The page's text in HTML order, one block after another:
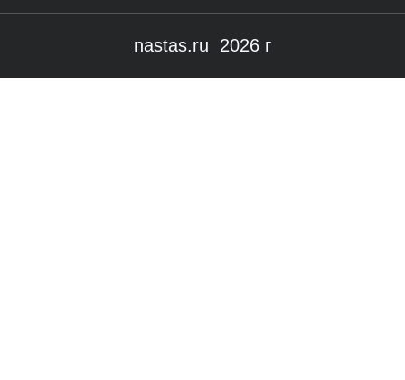
nastas.ru 2026 г